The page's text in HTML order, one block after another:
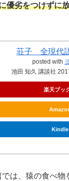
優劣をつけずに
荘子 全現代
posted with
池田 知久 講談社
楽天ブッ
Kindle
では、猿の食べ